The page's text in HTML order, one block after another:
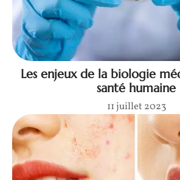
Les enjeux de la biologie
santé humaine
11 juillet 2023